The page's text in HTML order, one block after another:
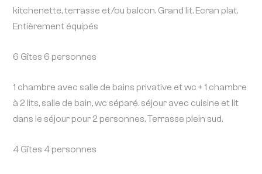
kitchenette, terrasse et/ou balcon. Grand lit. Ecran plat.
Entièrement équipés
6 Gîtes 6 personnes
1 chambre avec salle de bains privative et wc + 1 chambre
à 2 lits, salle de bain, wc séparé. séjour avec cuisine et lit
dans le séjour pour 2 personnes. Terrasse plein sud.
4 Gîtes 4 personnes